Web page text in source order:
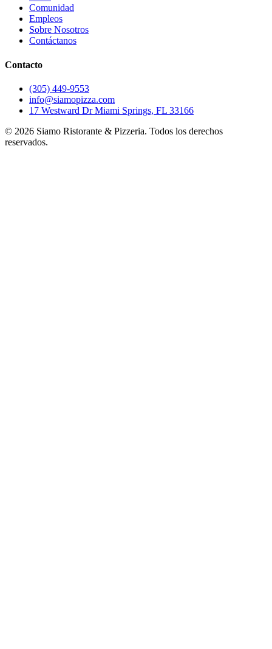
Comunidad
Empleos
Sobre Nosotros
Contáctanos
Contacto
(305) 449-9553
info@siamopizza.com
17 Westward Dr Miami Springs, FL 33166
© 2026 Siamo Ristorante & Pizzeria. Todos los derechos
reservados.